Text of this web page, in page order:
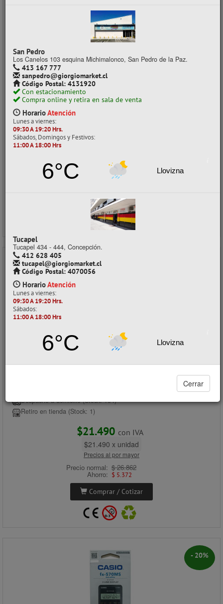
San Pedro
Los Canelos 103 esquina Michimalonco, San Pedro de la Paz.
413 167 777
sanpedro@giorgiomarket.cl
Código Postal: 4131920
Con estacionamiento
Compra online y retira en sala de venta
HorarioAtención
Lunes a viernes:
09:30 A 19:20 Hrs.
Sábados, Domingos y Festivos:
11:00 A 18:00 Hrs
6°C Llovizna
Tucapel
Tucapel 434 - 444, Concepción.
412 628 405
tucapel@giorgiomarket.cl
Código Postal: 4070056
HorarioAtención
Lunes a viernes:
09:30 A 19:20 Hrs.
Sábados:
11:00 A 18:00 Hrs
6°C Llovizna
Cerrar
CALCULADORA CIENTIFICA 240 FUNCIONES COLON
CÓDIGO: 02010212
Despacho a domicilio (Stock: 132)
Retiro en tienda (Stock: 42)
Precios al por mayor
Precio normal: $ 6.653
Comprar / Cotizar
CALCULADORA CIENTIFICA FX-350MS CASIO
Despacho a domicilio (Stock: 154)
Retiro en tienda (Stock: 1)
$21.490 con IVA
$21.490 x unidad
Precios al por mayor
Precio normal: $ 26.862
Ahorro: $ 5.372
Comprar / Cotizar
- 20%